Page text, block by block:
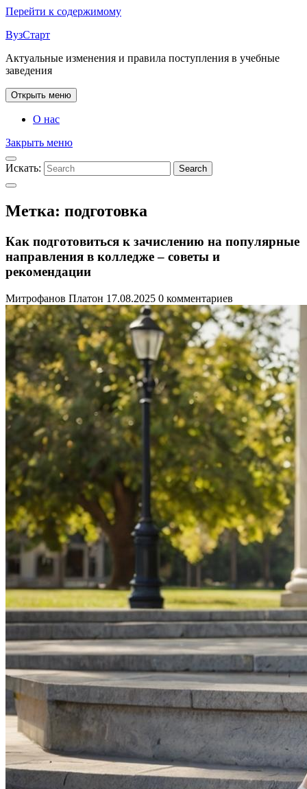
Перейти к содержимому
ВузСтарт
Актуальные изменения и правила поступления в учебные
заведения
Открыть меню
О нас
Закрыть меню
Искать: Search
Метка: подготовка
Как подготовиться к зачислению на популярные
направления в колледже – советы и
рекомендации
Митрофанов Платон 17.08.2025 0 комментариев